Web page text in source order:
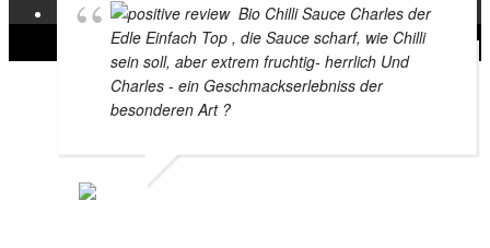
Bio Chilli Sauce Charles der
Edle Einfach Top , die Sauce scharf, wie Chilli
sein soll, aber extrem fruchtig- herrlich Und
Charles - ein Geschmackserlebniss der
besonderen Art ?